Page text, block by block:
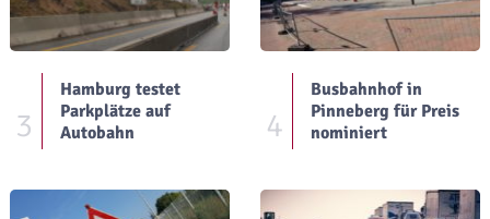
3
Hamburg testet
Parkplätze auf
Autobahn
4
Busbahnhof in
Pinneberg für Preis
nominiert